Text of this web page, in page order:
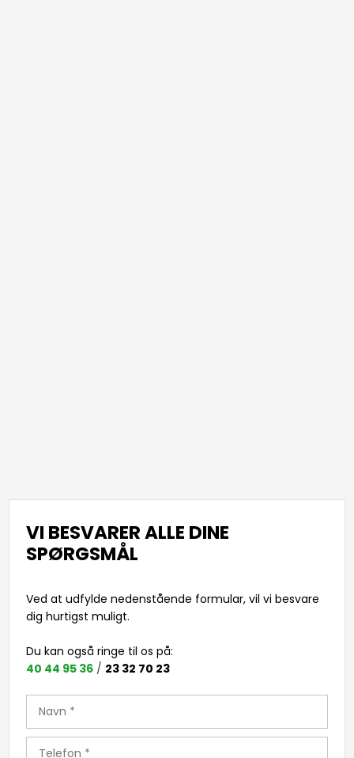
VI BESVARER ALLE DINE
SPØRGSMÅL
Ved at udfylde nedenstående formular, vil vi besvare
dig hurtigst muligt​.
Du kan også ringe til os på: ​
40 44 95 36 / 23 32 70 23